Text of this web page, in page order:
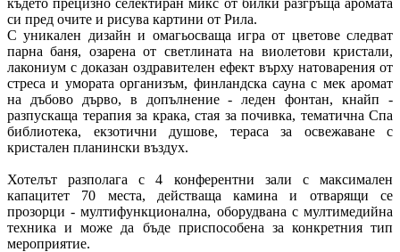
си пред очите и рисува картини от Рила.
С уникален дизайн и омагьосваща игра от цветове следват
парна баня, озарена от светлината на виолетови кристали,
лакониум с доказан оздравителен ефект върху натоварения от
стреса и умората организъм, финландска сауна с мек аромат
на дъбово дърво, в допълнение - леден фонтан, кнайп -
разпускаща терапия за крака, стая за почивка, тематична Спа
библиотека, екзотични душове, тераса за освежаване с
кристален планински въздух.
Хотелът разполага с 4 конферентни зали с максимален
капацитет 70 места, действаща камина и отварящи се
прозорци - мултифункционална, оборудвана с мултимедийна
техника и може да бъде приспособена за конкретния тип
мероприятие.